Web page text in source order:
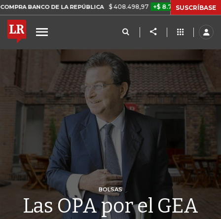
DE LA REPÚBLICA $ 408.498,97 +$ 8.753,81 +2,19% TASA
SUSCRÍBASE
BOLSAS
Las OPA por el GEA